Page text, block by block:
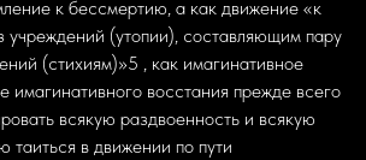
к бессмертию, а как движение «к
учреждений (утопии), составляющим пару
(стихиям)»5 , как имагинативное
имагинативного восстания прежде всего
всякую раздвоенность и всякую
таиться в движении по пути